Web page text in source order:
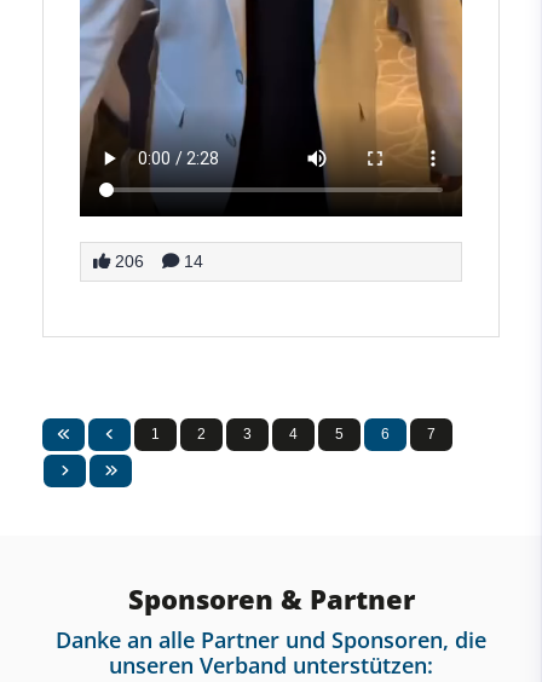
206 14
1 2 3 4 5 6 7
Sponsoren & Partner
Danke an alle Partner und Sponsoren, die
unseren Verband unterstützen: